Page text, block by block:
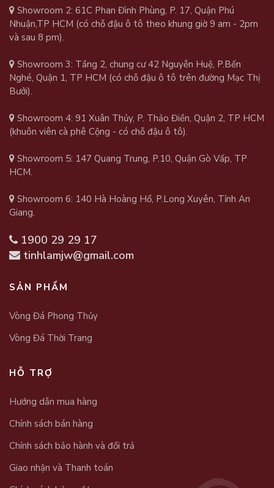
Showroom 2: 61C Phan Đình Phùng, P. 17, Quận Phú
Nhuận,TP HCM (có chỗ đậu ô tô theo khung giờ 9 am - 2pm
và sau 8 pm).
Showroom 3: Tầng 2, chung cư 42 Nguyễn Huệ, P.Bến
Nghé, Quận 1, TP HCM (có chỗ đậu ô tô trên đường Mạc Thị
Bưởi).
Showroom 4: 91 Xuân Thủy, P. Thảo Điền, Quận 2, TP HCM
(khuôn viên cà phê Cộng - có chỗ đậu ô tô).
Showroom 5: 147 Quang Trung, P.10, Quận Gò Vấp, TP
HCM.
Showroom 6: 140 Hà Hoàng Hổ, P.Long Xuyên, Tỉnh An
Giang.
1900 29 29 17
tinhlamjw@gmail.com
SẢN PHẨM
Vòng Đá Phong Thủy
Vòng Đá Thời Trang
HỖ TRỢ
Hướng dẫn mua hàng
Chính sách bán hàng
Chính sách bảo hành và đổi trả
Giao nhận và Thanh toán